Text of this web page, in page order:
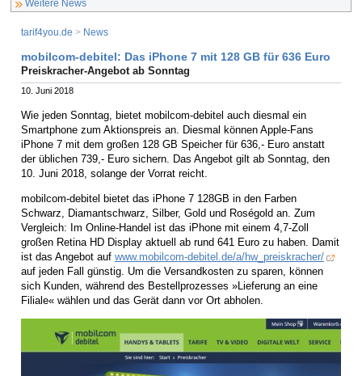
Weitere News
tarif4you.de > News
mobilcom-debitel: Das iPhone 7 mit 128 GB für 636 Euro
Preiskracher-Angebot ab Sonntag
10. Juni 2018
Wie jeden Sonntag, bietet mobilcom-debitel auch diesmal ein
Smartphone zum Aktionspreis an. Diesmal können Apple-Fans
iPhone 7 mit dem großen 128 GB Speicher für 636,- Euro anstatt
der üblichen 739,- Euro sichern. Das Angebot gilt ab Sonntag, den
10. Juni 2018, solange der Vorrat reicht.
mobilcom-debitel bietet das iPhone 7 128GB in den Farben
Schwarz, Diamantschwarz, Silber, Gold und Roségold an. Zum
Vergleich: Im Online-Handel ist das iPhone mit einem 4,7-Zoll
großen Retina HD Display aktuell ab rund 641 Euro zu haben. Damit
ist das Angebot auf www.mobilcom-debitel.de/a/hw_preiskracher/
auf jeden Fall günstig. Um die Versandkosten zu sparen, können
sich Kunden, während des Bestellprozesses »Lieferung an eine
Filiale« wählen und das Gerät dann vor Ort abholen.